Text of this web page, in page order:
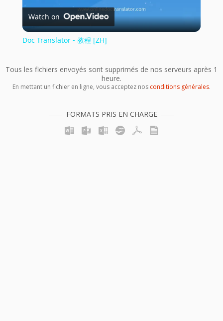
Video
Watch on
Doc Translator - 教程 [ZH]
Tous les fichiers envoyés sont supprimés de nos serveurs après 1
heure.
En mettant un fichier en ligne, vous acceptez nos conditions générales.
FORMATS PRIS EN CHARGE